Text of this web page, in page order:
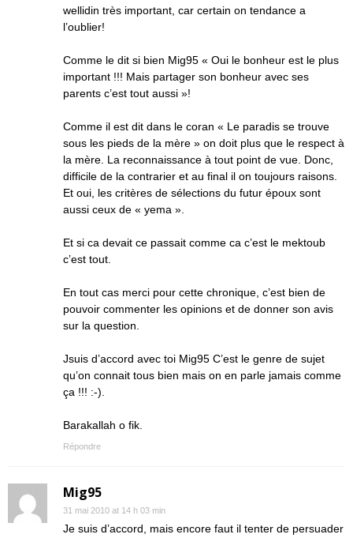
wellidin très important, car certain on tendance a
l’oublier!
Comme le dit si bien Mig95 « Oui le bonheur est le plus
important !!! Mais partager son bonheur avec ses
parents c’est tout aussi »!
Comme il est dit dans le coran « Le paradis se trouve
sous les pieds de la mère » on doit plus que le respect à
la mère. La reconnaissance à tout point de vue. Donc,
difficile de la contrarier et au final il on toujours raisons.
Et oui, les critères de sélections du futur époux sont
aussi ceux de « yema ».
Et si ca devait ce passait comme ca c’est le mektoub
c’est tout.
En tout cas merci pour cette chronique, c’est bien de
pouvoir commenter les opinions et de donner son avis
sur la question.
Jsuis d’accord avec toi Mig95 C’est le genre de sujet
qu’on connait tous bien mais on en parle jamais comme
ça !!! :-).
Barakallah o fik.
Répondre
Mig95
31 mai 2010 at 14 h 03 min
Je suis d’accord, mais encore faut il tenter de persuader